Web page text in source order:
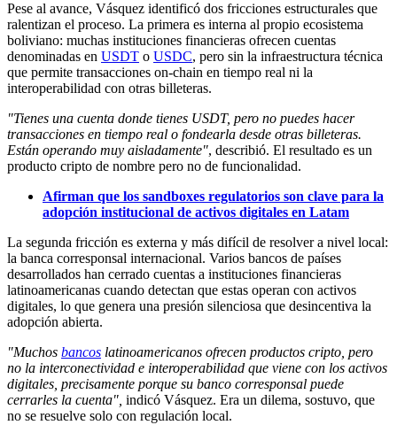
Pese al avance, Vásquez identificó dos fricciones estructurales que
ralentizan el proceso. La primera es interna al propio ecosistema
boliviano: muchas instituciones financieras ofrecen cuentas
denominadas en USDT o USDC, pero sin la infraestructura técnica
que permite transacciones on-chain en tiempo real ni la
interoperabilidad con otras billeteras.
"Tienes una cuenta donde tienes USDT, pero no puedes hacer
transacciones en tiempo real o fondearla desde otras billeteras.
Están operando muy aisladamente", describió. El resultado es un
producto cripto de nombre pero no de funcionalidad.
Afirman que los sandboxes regulatorios son clave para la
adopción institucional de activos digitales en Latam
La segunda fricción es externa y más difícil de resolver a nivel local:
la banca corresponsal internacional. Varios bancos de países
desarrollados han cerrado cuentas a instituciones financieras
latinoamericanas cuando detectan que estas operan con activos
digitales, lo que genera una presión silenciosa que desincentiva la
adopción abierta.
"Muchos bancos latinoamericanos ofrecen productos cripto, pero
no la interconectividad e interoperabilidad que viene con los activos
digitales, precisamente porque su banco corresponsal puede
cerrarles la cuenta", indicó Vásquez. Era un dilema, sostuvo, que
no se resuelve solo con regulación local.